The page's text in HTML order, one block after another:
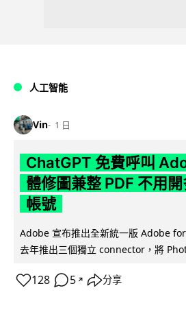
人工智能
Vin 1 日
ChatGPT 免費呼叫
體修圖兼整 PDF 不用
帳號
Adobe 宣布推出全新統一版 Adobe
去年推出三個獨立 connector，將
128 5 ↗ 分享